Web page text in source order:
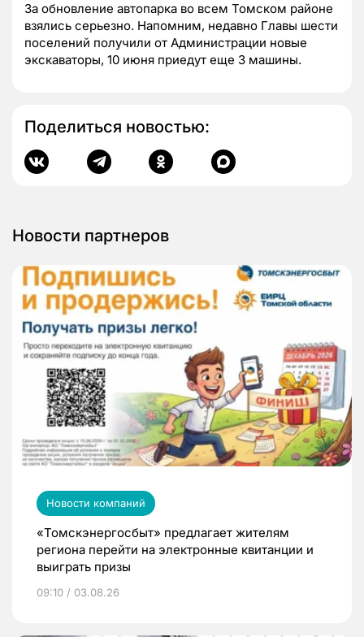
За обновление автопарка во всем Томском районе
взялись серьезно. Напомним, недавно Главы шести
поселений получили от Администрации новые
экскаваторы, 10 июня приедут еще 3 машины.
Поделиться новостью:
Новости партнеров
Новости компаний
«Томскэнергосбыт» предлагает жителям
региона перейти на электронные квитанции и
выиграть призы
09:10 / 03.08.26